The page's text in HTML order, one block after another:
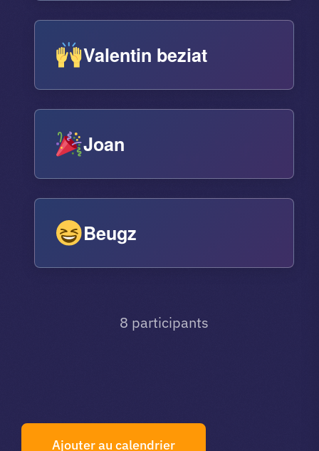
Valentin beziat
Joan
Beugz
8 participants
Ajouter au calendrier